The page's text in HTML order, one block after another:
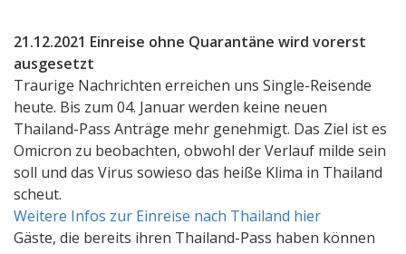
21.12.2021 Einreise ohne Quarantäne wird vorerst
ausgesetzt
Traurige Nachrichten erreichen uns Single-Reisende
heute. Bis zum 04. Januar werden keine neuen
Thailand-Pass Anträge mehr genehmigt. Das Ziel ist es
Omicron zu beobachten, obwohl der Verlauf milde sein
soll und das Virus sowieso das heiße Klima in Thailand
scheut.
Weitere Infos zur Einreise nach Thailand hier
Gäste, die bereits ihren Thailand-Pass haben können